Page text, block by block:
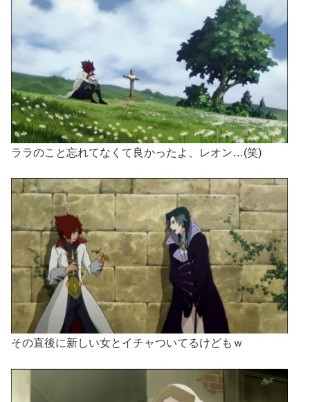
ララのこと忘れてなくて良かったよ、レオン…(笑)
その直後に新しい女とイチャついてるけどもｗ